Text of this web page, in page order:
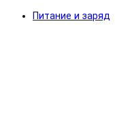
Питание и заряд